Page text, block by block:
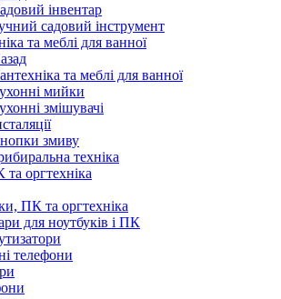
інвентар
садовий інструмент
та меблі для ванної
та меблі для ванної
мийки
змішувачі
змиву
техніка
оргтехніка
ПК та оргтехніка
для ноутбуків і ПК
телефони